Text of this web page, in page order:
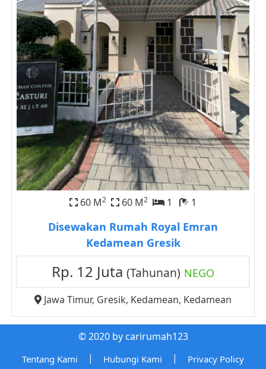
60 M2 60 M2 1 1
Disewakan Rumah Royal Emran
Kedamean Gresik
Rp. 12 Juta (Tahunan) NEGO
Jawa Timur, Gresik, Kedamean, Kedamean
© 2020 by carirumah123
Tentang Kami | Hubungi Kami | Privacy Policy